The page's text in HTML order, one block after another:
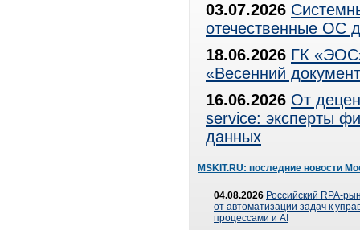
03.07.2026
отечественные ОС
18.06.2026 ГК
«Весенний
16.06.2026 От
service: эксперты
данных
MSKIT.RU: последние новости
04.08.2026 Российский RPA-
от автоматизации задач к
процессами и AI